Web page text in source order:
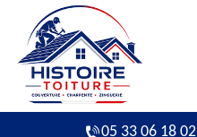
05 33 06 18 02